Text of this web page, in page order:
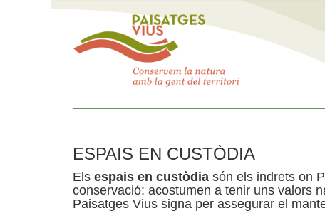
ESPAIS EN CUSTÒDIA
Els espais en custòdia són els indrets on
conservació: acostumen a tenir uns valors
Paisatges Vius signa per assegurar el